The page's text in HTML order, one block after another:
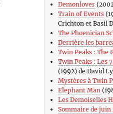
Demonlover
Train of Events
Crichton et Basil
The Phoenician
Derrière les
Twin Peaks : The
Twin Peaks : Les
(1992) de David
Mystères à Twin
Elephant Man
Les Demoiselles
Sommaire de juin